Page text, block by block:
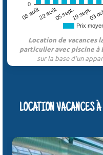
Prix
08 août22 août05 sept.19 sept.03
0
Location de vacances
particulier avec piscine à
sur la base d'un
LOCATION VACANCES